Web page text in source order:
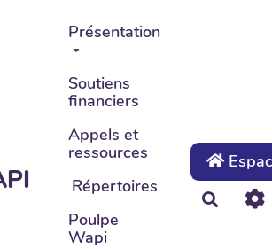
principalPrésentation
Soutiens
financiers
Appels et
ressources
Répertoires
Poulpe
Wapi